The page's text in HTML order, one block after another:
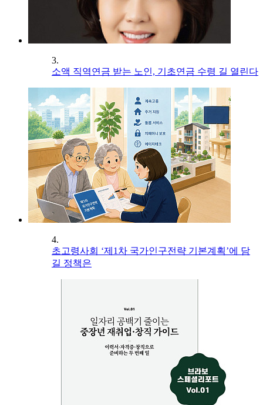
3.
소액 직역연금 받는 노인, 기초연금 수령 길 열린다
4.
초고령사회 ‘제1차 국가인구전략 기본계획’에 담
길 정책은